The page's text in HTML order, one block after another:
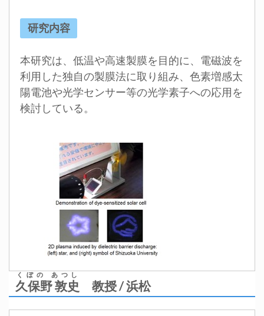
研究内容
本研究は、低温や高速製膜を目的に、電磁波を
利用した独自の製膜法に取り組み、色素増感太
陽電池や光学センサー等の光学素子への応用を
検討している。
久保野 敦史
くぼの あつし
教授 / 浜松